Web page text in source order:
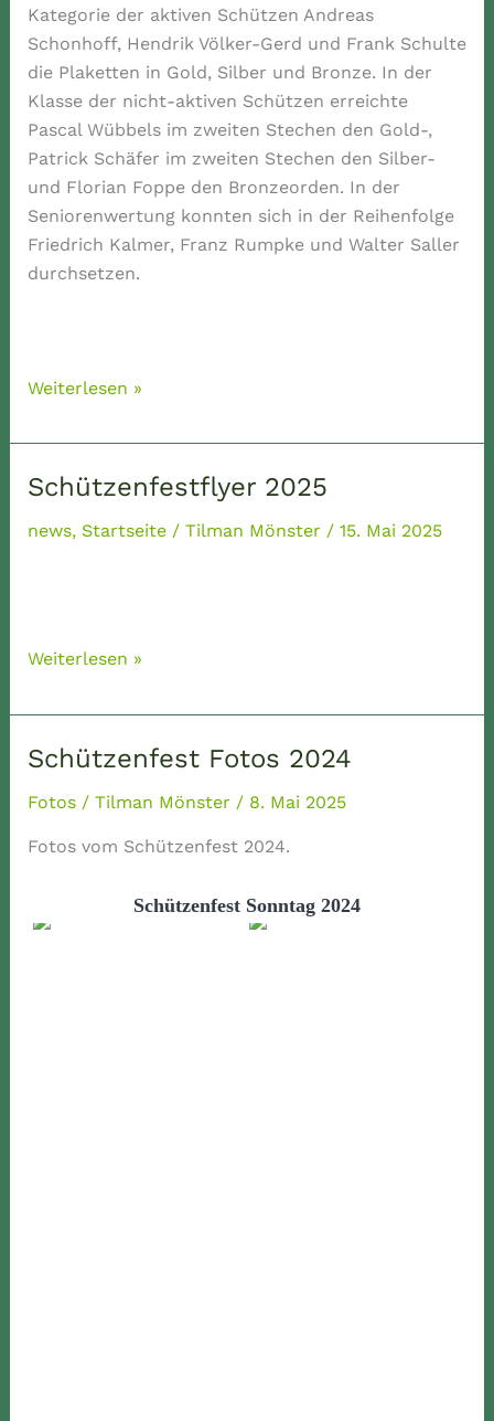
Kategorie der aktiven Schützen Andreas
Schonhoff, Hendrik Völker-Gerd und Frank Schulte
die Plaketten in Gold, Silber und Bronze. In der
Klasse der nicht-aktiven Schützen erreichte
Pascal Wübbels im zweiten Stechen den Gold-,
Patrick Schäfer im zweiten Stechen den Silber-
und Florian Foppe den Bronzeorden. In der
Seniorenwertung konnten sich in der Reihenfolge
Friedrich Kalmer, Franz Rumpke und Walter Saller
durchsetzen.
Frank
–
Jubelkönig
2025/2026
Weiterlesen »
Schützenfestflyer 2025
news, Startseite/ Tilman Mönster / 15. Mai 2025
Schützenfestflyer
Weiterlesen »
Schützenfest Fotos 2024
Fotos/ Tilman Mönster / 8. Mai 2025
Fotos vom Schützenfest 2024.
Schützenfest Sonntag 2024